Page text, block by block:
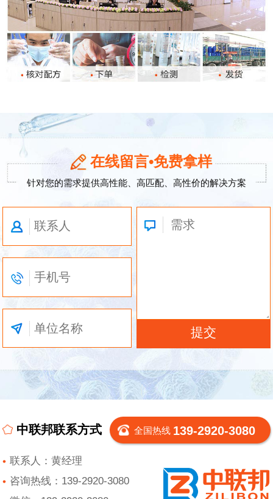
在线留言•免费拿样
针对您的需求提供高性能、高匹配、高性价的解决方案
中联邦联系方式 全国热线 139-2920-3080
联系人：黄经理
咨询热线：139-2920-3080